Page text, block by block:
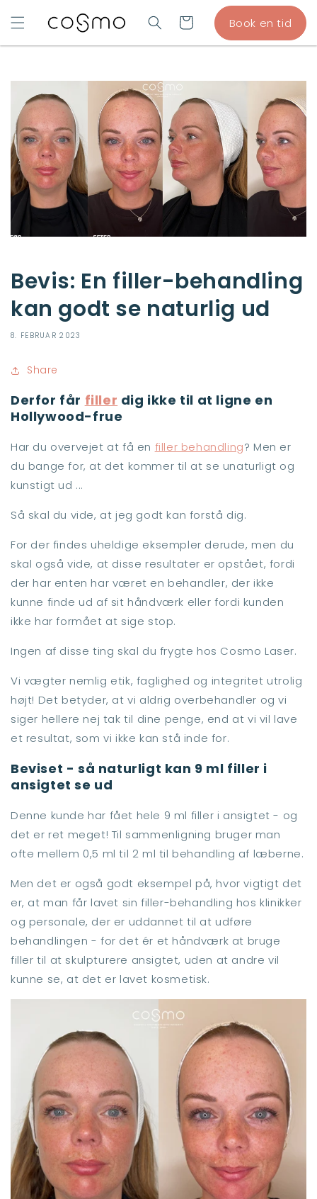
INDHOLD
Indkøbskurv Book en tid
Bevis: En filler-behandling
kan godt se naturlig ud
8. FEBRUAR 2023
Share
Derfor får filler dig ikke til at ligne en
Hollywood-frue
Har du overvejet at få en filler behandling? Men er
du bange for, at det kommer til at se unaturligt og
kunstigt ud ...
Så skal du vide, at jeg godt kan forstå dig.
For der findes uheldige eksempler derude, men du
skal også vide, at disse resultater er opstået, fordi
der har enten har været en behandler, der ikke
kunne finde ud af sit håndværk eller fordi kunden
ikke har formået at sige stop.
Ingen af disse ting skal du frygte hos Cosmo Laser.
Vi vægter nemlig etik, faglighed og integritet utrolig
højt! Det betyder, at vi aldrig overbehandler og vi
siger hellere nej tak til dine penge, end at vi vil lave
et resultat, som vi ikke kan stå inde for.
Beviset - så naturligt kan 9 ml filler i
ansigtet se ud
Denne kunde har fået hele 9 ml filler i ansigtet - og
det er ret meget! Til sammenligning bruger man
ofte mellem 0,5 ml til 2 ml til behandling af læberne.
Men det er også godt eksempel på, hvor vigtigt det
er, at man får lavet sin filler-behandling hos klinikker
og personale, der er uddannet til at udføre
behandlingen - for det ér et håndværk at bruge
filler til at skulpturere ansigtet, uden at andre vil
kunne se, at det er lavet kosmetisk.